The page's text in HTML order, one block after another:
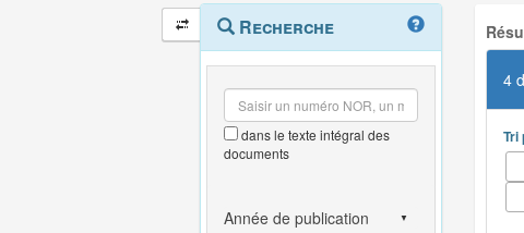
Navigation
et
outils
annexes
Menu
contextuel
Recherche
dans le texte intégral des
documents
4
Tri